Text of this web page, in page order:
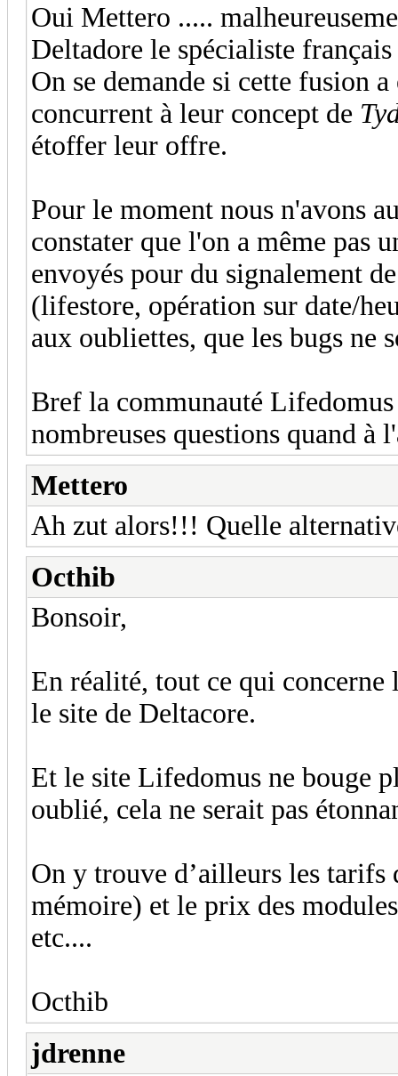
Oui Mettero .....
Deltadore le spécialiste
On se demande si cette fusion
concurrent à leur concept de
étoffer leur offre.
Pour le moment nous n'avons
constater que l'on a même pas
envoyés pour du signalement
(lifestore, opération sur date/
aux oubliettes, que les bugs ne
Bref la communauté
nombreuses questions quand à
Mettero
Ah zut alors!!! Quelle
Octhib
Bonsoir,
En réalité, tout ce qui concerne
le site de Deltacore.
Et le site Lifedomus ne bouge
oublié, cela ne serait pas
On y trouve d’ailleurs les
mémoire) et le prix des
etc....
Octhib
jdrenne